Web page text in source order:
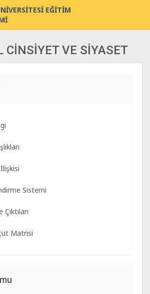
EĞİTİM
CİNSİYET VE SİYASET
Sistemi
Matrisi